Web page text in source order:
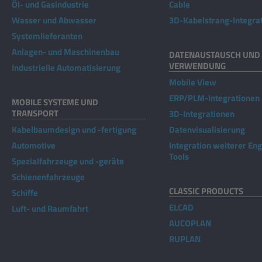
Öl- und Gasindustrie
Wasser und Abwasser
Systemlieferanten
Anlagen- und Maschinenbau
Industrielle Automatisierung
MOBILE SYSTEME UND
TRANSPORT
Kabelbaumdesign und -fertigung
Automotive
Spezialfahrzeuge und -geräte
Schienenfahrzeuge
Schiffe
Luft- und Raumfahrt
Cable
3D-Kabelstrang-
DATENAUSTAUSCH
VERWENDUNG
Mobile View
ERP/PLM-Integrationen
3D-Integrationen
Datenvisualisierung
Integration weiterer
Tools
CLASSIC PRODUCTS
ELCAD
AUCOPLAN
RUPLAN